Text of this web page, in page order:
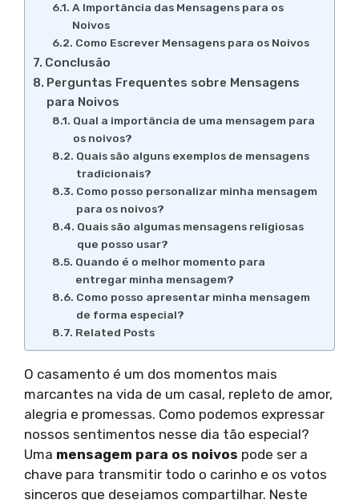
A Importância das Mensagens para os
Noivos
Como Escrever Mensagens para os Noivos
Conclusão
Perguntas Frequentes sobre Mensagens
para Noivos
Qual a importância de uma mensagem para
os noivos?
Quais são alguns exemplos de mensagens
tradicionais?
Como posso personalizar minha mensagem
para os noivos?
Quais são algumas mensagens religiosas
que posso usar?
Quando é o melhor momento para
entregar minha mensagem?
Como posso apresentar minha mensagem
de forma especial?
Related Posts
O casamento é um dos momentos mais
marcantes na vida de um casal, repleto de amor,
alegria e promessas. Como podemos expressar
nossos sentimentos nesse dia tão especial?
Uma mensagem para os noivos pode ser a
chave para transmitir todo o carinho e os votos
sinceros que desejamos compartilhar. Neste